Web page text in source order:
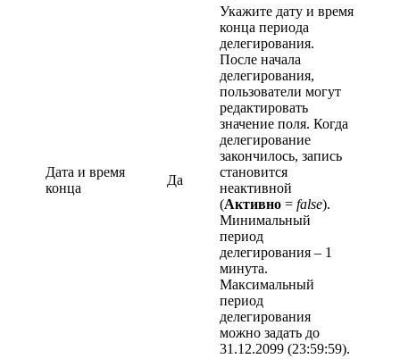
Дата и время
конца
Да
Укажите дату и время
конца периода
делегирования.
После начала
делегирования,
пользователи могут
редактировать
значение поля. Когда
делегирование
закончилось, запись
становится
неактивной
(Активно = false).
Минимальный
период
делегирования – 1
минута.
Максимальный
период
делегирования
можно задать до
31.12.2099 (23:59:59).